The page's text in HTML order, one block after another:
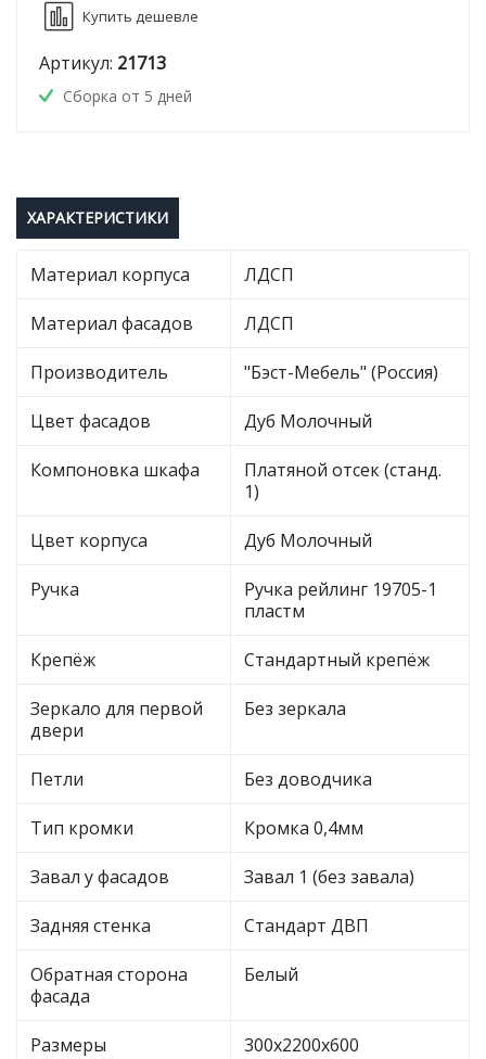
Купить дешевле
Артикул: 21713
Сборка от 5 дней
ХАРАКТЕРИСТИКИ
Материал корпуса ЛДСП
Материал фасадов ЛДСП
Производитель "Бэст-Мебель" (Россия)
Цвет фасадов Дуб Молочный
Компоновка шкафа
Платяной отсек (станд.
1)
Цвет корпуса Дуб Молочный
Ручка
Ручка рейлинг 19705-1
пластм
Крепёж Стандартный крепёж
Зеркало для первой
двери
Без зеркала
Петли Без доводчика
Тип кромки Кромка 0,4мм
Завал у фасадов Завал 1 (без завала)
Задняя стенка Стандарт ДВП
Обратная сторона
фасада
Белый
Размеры 300х2200х600